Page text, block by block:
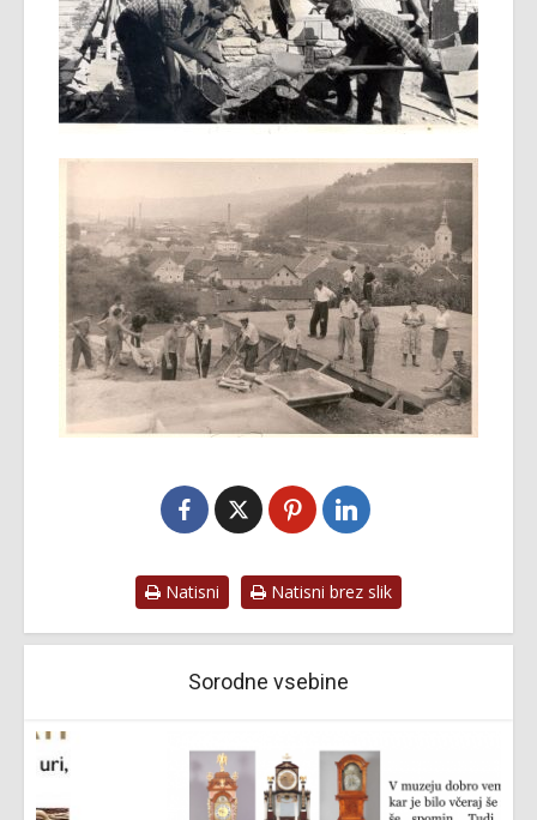
Natisni Natisni brez slik
Sorodne vsebine